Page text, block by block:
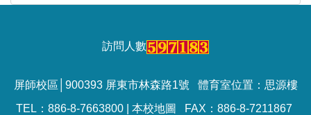
訪問人數
屏師校區│900393 屏東市林森路1號 體育室位置：思源樓
TEL：886-8-7663800 | 本校地圖
FAX：886-8-7211867